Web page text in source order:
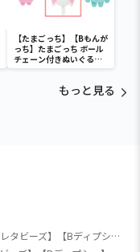
【たまごっち】【Bもんが
っち】たまごっち ボール
チェーン付きぬいぐるみ
～Tamagotchi
もっと見る
【テレタビーズ】【Bディプシー】テレタビーズ マスコットボールチェーン(チュチュでおめかし)